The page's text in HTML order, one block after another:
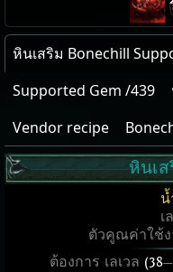
หินเสริม Bonechill
Supported Gem /439
Vendor recipe
หินเ
น้
เ
ตัวคูณค่าใช้ง
ต้องการ เลเวล (38—